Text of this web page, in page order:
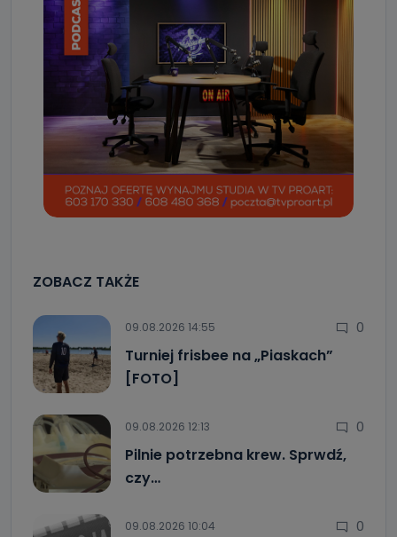
ZOBACZ TAKŻE
09.08.2026 14:55 0
Turniej frisbee na „Piaskach”
[FOTO]
09.08.2026 12:13 0
Pilnie potrzebna krew. Sprwdź,
czy…
09.08.2026 10:04 0